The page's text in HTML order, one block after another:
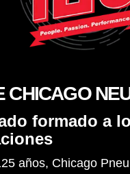
CHICAGO
formado a
años, Chicago